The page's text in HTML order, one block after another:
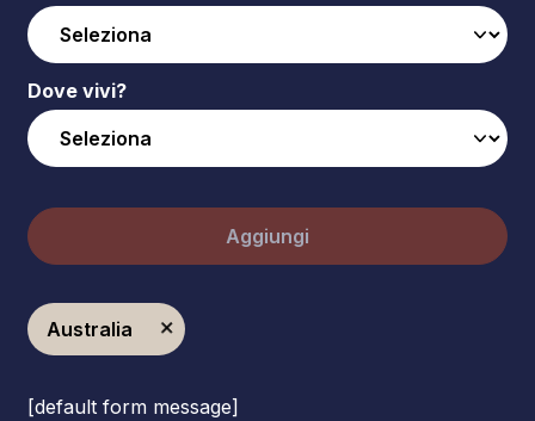
Dove vivi?
Aggiungi
Australia
[default form message]